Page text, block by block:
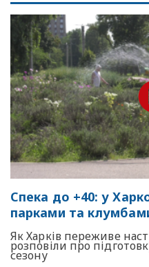
Спека до +40: у
парками та
Як Харків переживе
розповіли про
сезону